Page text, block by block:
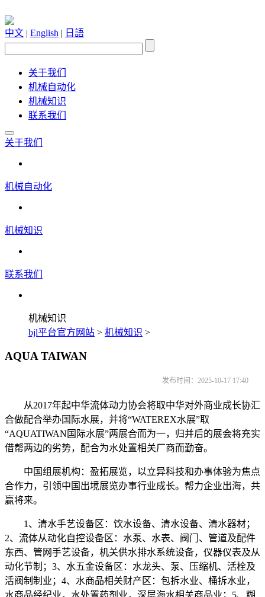
中文 | English | 日語
关于我们
机械自动化
机械知识
联系我们
关于我们
机械自动化
机械知识
联系我们
机械知识
bjl平台官方网站 > 机械知识 >
AQUA TAIWAN
发布时间：2025-10-17 17:40
从2017年起中华流体动力协会将取中华对外商业成长协汇
合做配合举办国际水展，并将“WATEREX水展”取
“AQUATIWAN国际水展”两展合而为一，归并后的展会将充实
借帮两边的劣势，配合为水处置相关厂商而勤奋。
中国组展机构：盈拓展览，以立异科技和办事体验为焦点
合作力，引领中国出境展览办事行业成长。帮力企业出海，共
赢将来。
1、清水手艺设备区：饮水设备、清水设备、清水器材；
2、流体从动化自控设备区：水泵、水表、阀门、管道及配件
东西、管网手艺设备，机关供水排水系统设备，仪器仪表及从
动化节制；3、水五金设备区：水龙头、泵、压缩机、活栓及
活阀制制业；4、水商品相关财产区：包拆水业、桶拆水业，